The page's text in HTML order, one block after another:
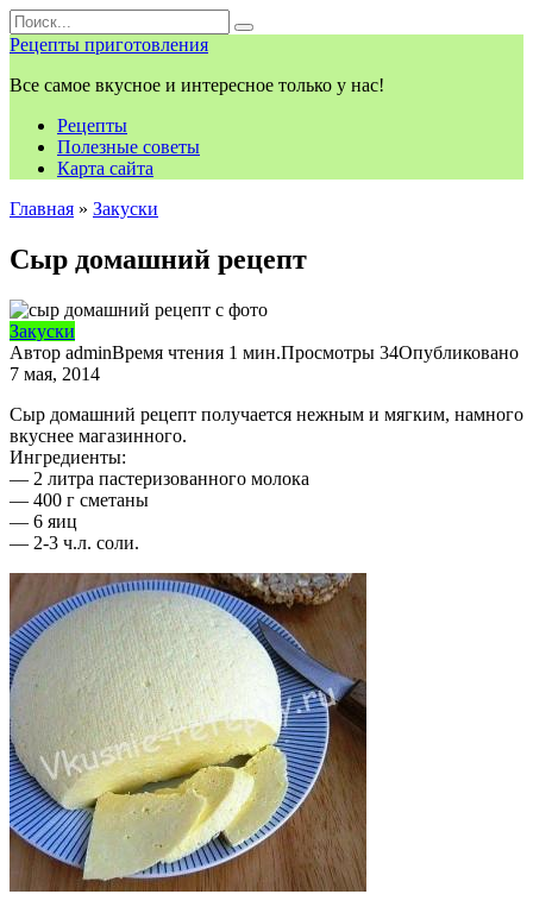
Перейти
к
контенту
Search
for:
Рецепты приготовления
Все самое вкусное и интересное только у нас!
Рецепты
Полезные советы
Карта сайта
Главная » Закуски
Сыр домашний рецепт
Закуски
Автор adminВремя чтения 1 мин.Просмотры 34Опубликовано
7 мая, 2014
Сыр домашний рецепт получается нежным и мягким, намного
вкуснее магазинного.
Ингредиенты:
— 2 литра пастеризованного молока
— 400 г сметаны
— 6 яиц
— 2-3 ч.л. соли.